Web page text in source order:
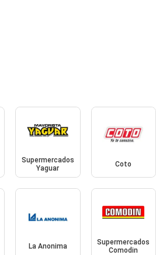
Supermercados
Yaguar
Coto
La Anonima
Supermercados
Comodin